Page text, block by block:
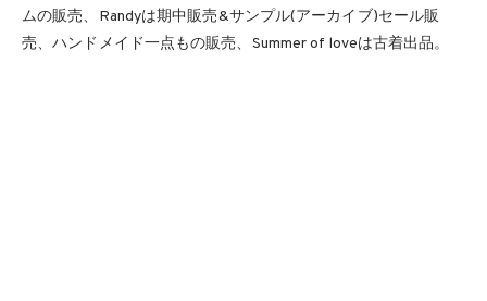
ムの販売、Randyは期中販売&サンプル(アーカイブ)セール販
売、ハンドメイド一点もの販売、Summer of loveは古着出品。